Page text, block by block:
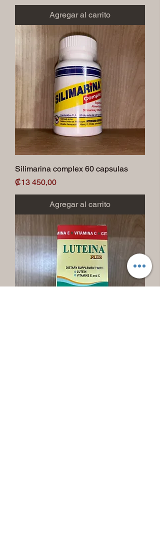
Agregar al carrito
Silimarina complex 60 capsulas
Precio
₡13 450,00
Agregar al carrito